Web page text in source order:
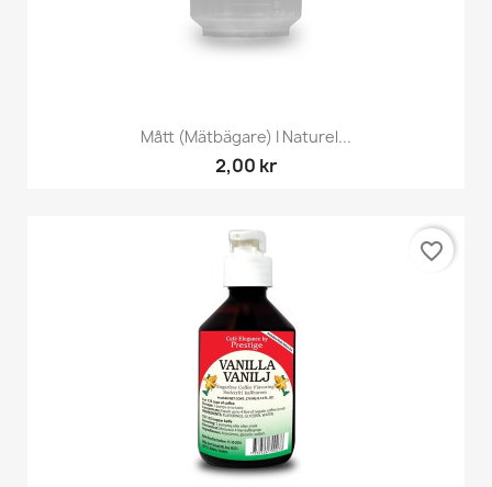
Mått (mätbägare) I Naturel...
2,00 kr
favorite_border